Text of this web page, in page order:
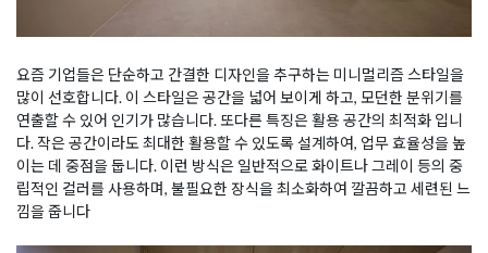
요즘 기업들은 단순하고 간결한 디자인을 추구하는 미니멀리즘 스타일을
많이 선호합니다. 이 스타일은 공간을 넓어 보이게 하고, 모던한 분위기를
연출할 수 있어 인기가 많습니다. 또다른 특징은 활용 공간의 최적화 입니
다. 작은 공간이라도 최대한 활용할 수 있도록 설계하여, 업무 효율성을 높
이는 데 중점을 둡니다. 이런 방식은 일반적으로 화이트나 그레이 등의 중
립적인 컬러를 사용하며, 불필요한 장식을 최소화하여 깔끔하고 세련된 느
낌을 줍니다